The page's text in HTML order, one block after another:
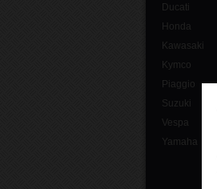
Ducati
Honda
Kawasaki
Kymco
Piaggio
Suzuki
Vespa
Yamaha